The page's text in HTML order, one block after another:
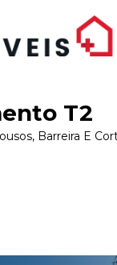
T2
Barreira E